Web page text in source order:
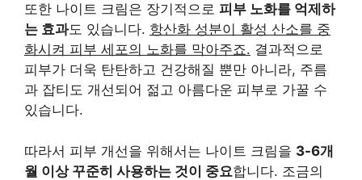
또한 나이트 크림은 장기적으로 피부 노화를 억제하
는 효과도 있습니다. 항산화 성분이 활성 산소를 중
화시켜 피부 세포의 노화를 막아주죠. 결과적으로
피부가 더욱 탄탄하고 건강해질 뿐만 아니라, 주름
과 잡티도 개선되어 젊고 아름다운 피부로 가꿀 수
있습니다.
따라서 피부 개선을 위해서는 나이트 크림을 3-6개
월 이상 꾸준히 사용하는 것이 중요합니다. 조금의